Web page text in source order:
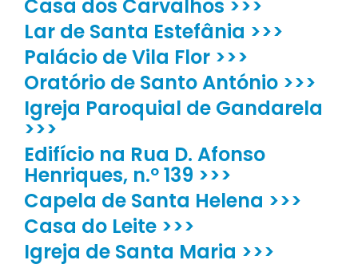
Casa dos Carvalhos >>>
Lar de Santa Estefânia >>>
Palácio de Vila Flor >>>
Oratório de Santo António >>>
Igreja Paroquial de Gandarela
>>>
Edifício na Rua D. Afonso
Henriques, n.º 139 >>>
Capela de Santa Helena >>>
Casa do Leite >>>
Igreja de Santa Maria >>>